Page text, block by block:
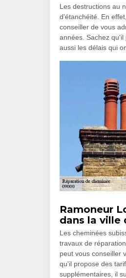
Les destructions au
d'étanchéité. En
conseiller de vous
années. Sachez
aussi les délais qui
Ramoneur
dans la ville
Les cheminées
travaux de
peut vous conseiller
qu'il propose des
supplémentaires, il